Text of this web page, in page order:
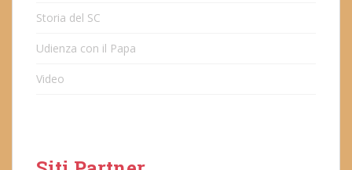
Storia del SC
Udienza con il Papa
Video